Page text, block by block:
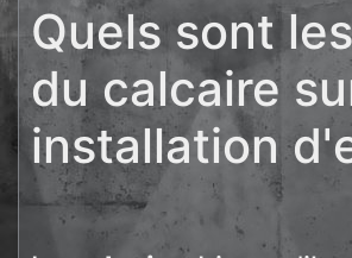
Quels sont
du calcaire
installation